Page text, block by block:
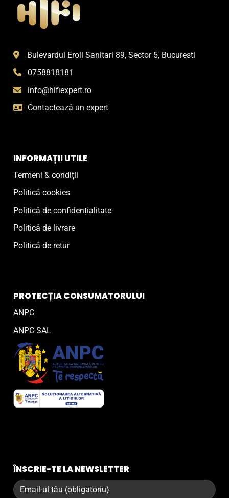
Bulevardul Eroii Sanitari 89, Sector 5, Bucuresti
0758818181
info@hifiexpert.ro
Contactează un expert
INFORMAȚII UTILE
Termeni & condiții
Politică cookies
Politică de confidențialitate
Politică de livrare
Politică de retur
PROTECȚIA CONSUMATORULUI
ANPC
ANPC-SAL
ÎNSCRIE-TE LA NEWSLETTER